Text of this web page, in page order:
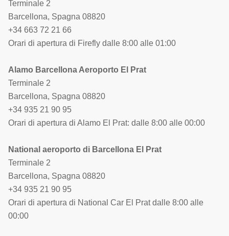
Terminale 2
Barcellona, Spagna 08820
+34 663 72 21 66
Orari di apertura di Firefly dalle 8:00 alle 01:00
Alamo Barcellona Aeroporto El Prat
Terminale 2
Barcellona, Spagna 08820
+34 935 21 90 95
Orari di apertura di Alamo El Prat: dalle 8:00 alle 00:00
National aeroporto di Barcellona El Prat
Terminale 2
Barcellona, Spagna 08820
+34 935 21 90 95
Orari di apertura di National Car El Prat dalle 8:00 alle
00:00